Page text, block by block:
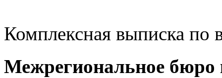
Комплексная выписка
Межрегиональное бюро